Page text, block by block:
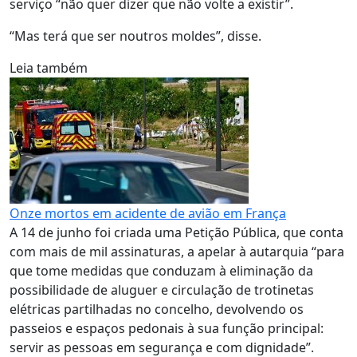
serviço “não quer dizer que não volte a existir”.
“Mas terá que ser noutros moldes”, disse.
Leia também
Onze mortos em acidente de avião em França
A 14 de junho foi criada uma Petição Pública, que conta
com mais de mil assinaturas, a apelar à autarquia “para
que tome medidas que conduzam à eliminação da
possibilidade de aluguer e circulação de trotinetas
elétricas partilhadas no concelho, devolvendo os
passeios e espaços pedonais à sua função principal:
servir as pessoas em segurança e com dignidade”.